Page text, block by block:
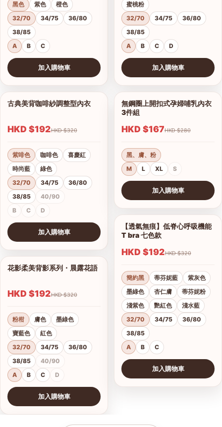
黑色 紫色
橙色
32/70
34/75
36/80
38/85
A
B C
加入購物車
1/19
查看圖片
古典美背咖啡紗調整型內衣
HKD $192 HKD $320
紫啡色 咖啡色
喜慶紅
時尚藍
綠色
32/70
34/75
36/80
38/85
40/90
B
C D
加入購物車
1/21
查看圖片
花影柔美背影系列・晨露花語
HKD $192 HKD $320
粉柑 膚色
墨綠色
寶藍色
紅色
32/70
34/75
36/80
38/85
40/90
A
B C D
加入購物車
蜜桃粉
32/70
34/75
36/80
38/85
A
B C D
加入購物車
1/3
查看圖片
無鋼圈上開扣式孕婦哺乳內衣
3件組
HKD $167 HKD $280
黑、膚、粉
M
L XL S
加入購物車
1/28
查看圖片
【透氣無痕】低脊心呼吸機能
T bra 七色款
HKD $192 HKD $320
簡約黑 蒂芬妮藍
紫灰色
墨綠色
杏仁膚
蒂芬妮粉
淺紫色
艷紅色
淺水藍
32/70
34/75
36/80
38/85
A
B C
加入購物車